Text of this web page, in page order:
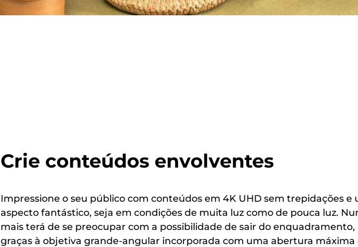
Crie conteúdos envolventes
Impressione o seu público com conteúdos em 4K UHD sem trepidações e
aspecto fantástico, seja em condições de muita luz como de pouca luz.
mais terá de se preocupar com a possibilidade de sair do enquadramento,
graças à objetiva grande-angular incorporada com uma abertura máxima